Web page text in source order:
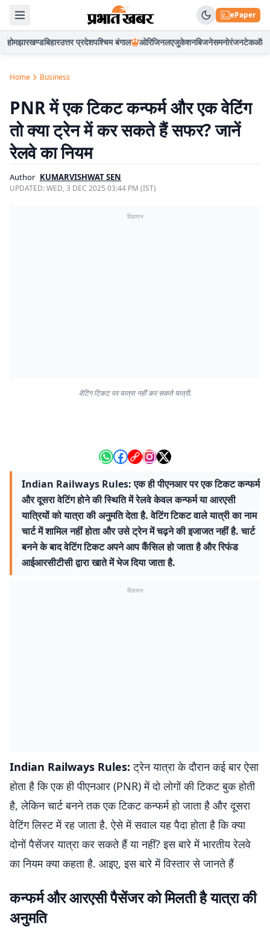
ePaper
होमझारखण्डबिहारउत्तर प्रदेशपश्चिम बंगाल ओरिजिनलएजुकेशनबिजनेसमनोरंजनटेकऑटो
Home Business
PNR में एक टिकट कन्फर्म और एक वेटिंग
तो क्या ट्रेन में कर सकते हैं सफर? जानें
रेलवे का नियम
Author KUMARVISHWAT SEN
UPDATED:WED, 3 DEC 2025 03:44 PM (IST)
विज्ञापन
वेटिंग टिकट पर यात्रा नहीं कर सकते यात्री.
Indian Railways Rules: एक ही पीएनआर पर एक टिकट कन्फर्म
और दूसरा वेटिंग होने की स्थिति में रेलवे केवल कन्फर्म या आरएसी
यात्रियों को यात्रा की अनुमति देता है. वेटिंग टिकट वाले यात्री का नाम
चार्ट में शामिल नहीं होता और उसे ट्रेन में चढ़ने की इजाजत नहीं है. चार्ट
बनने के बाद वेटिंग टिकट अपने आप कैंसिल हो जाता है और रिफंड
आईआरसीटीसी द्वारा खाते में भेज दिया जाता है.
विज्ञापन
Indian Railways Rules: ट्रेन यात्रा के दौरान कई बार ऐसा
होता है कि एक ही पीएनआर (PNR) में दो लोगों की टिकट बुक होती
है, लेकिन चार्ट बनने तक एक टिकट कन्फर्म हो जाता है और दूसरा
वेटिंग लिस्ट में रह जाता है. ऐसे में सवाल यह पैदा होता है कि क्या
दोनों पैसेंजर यात्रा कर सकते हैं या नहीं? इस बारे में भारतीय रेलवे
का नियम क्या कहता है. आइए, इस बारे में विस्तार से जानते हैं
कन्फर्म और आरएसी पैसेंजर को मिलती है यात्रा की
अनुमति